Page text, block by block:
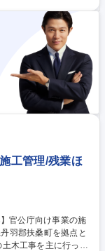
付・測定・油圧ジャ
サポートエンジニア
種 【施
日/完全週休2日制
工管理/残業ほ
木工事を主に行って